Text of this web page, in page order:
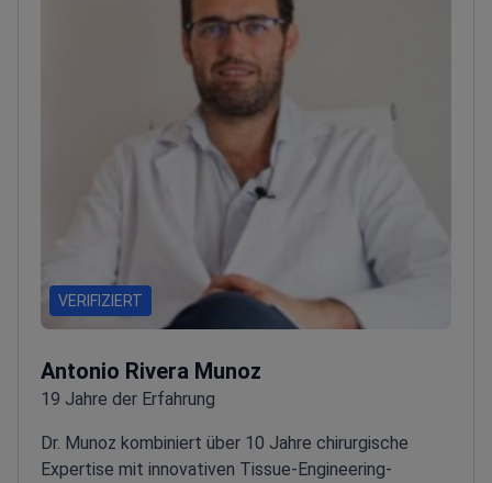
VERIFIZIERT
Antonio Rivera Munoz
19 Jahre der Erfahrung
Dr. Munoz kombiniert über 10 Jahre chirurgische
Expertise mit innovativen Tissue-Engineering-